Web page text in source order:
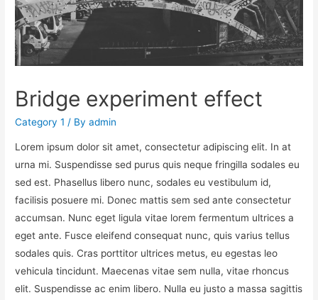
Bridge experiment effect
Category 1 / Byadmin
Lorem ipsum dolor sit amet, consectetur adipiscing elit. In at
urna mi. Suspendisse sed purus quis neque fringilla sodales eu
sed est. Phasellus libero nunc, sodales eu vestibulum id,
facilisis posuere mi. Donec mattis sem sed ante consectetur
accumsan. Nunc eget ligula vitae lorem fermentum ultrices a
eget ante. Fusce eleifend consequat nunc, quis varius tellus
sodales quis. Cras porttitor ultrices metus, eu egestas leo
vehicula tincidunt. Maecenas vitae sem nulla, vitae rhoncus
elit. Suspendisse ac enim libero. Nulla eu justo a massa sagittis